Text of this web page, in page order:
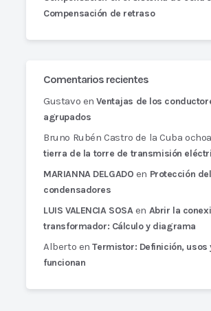
Compensación de retraso
Comentarios recientes
Gustavo enVentajas de los
agrupados
Bruno Rubén Castro de la Cuba ochoa
tierra de la torre de transmisión
MARIANNA DELGADO en Protección
condensadores
LUIS VALENCIA SOSAen Abrir la
transformador: Cálculo y diagrama
Alberto enTermistor: Definición, usos
funcionan